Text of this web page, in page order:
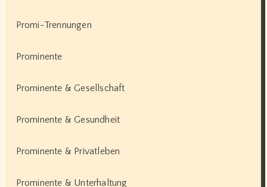
Promi-Trennungen
Prominente
Prominente & Gesellschaft
Prominente & Gesundheit
Prominente & Privatleben
Prominente & Unterhaltung